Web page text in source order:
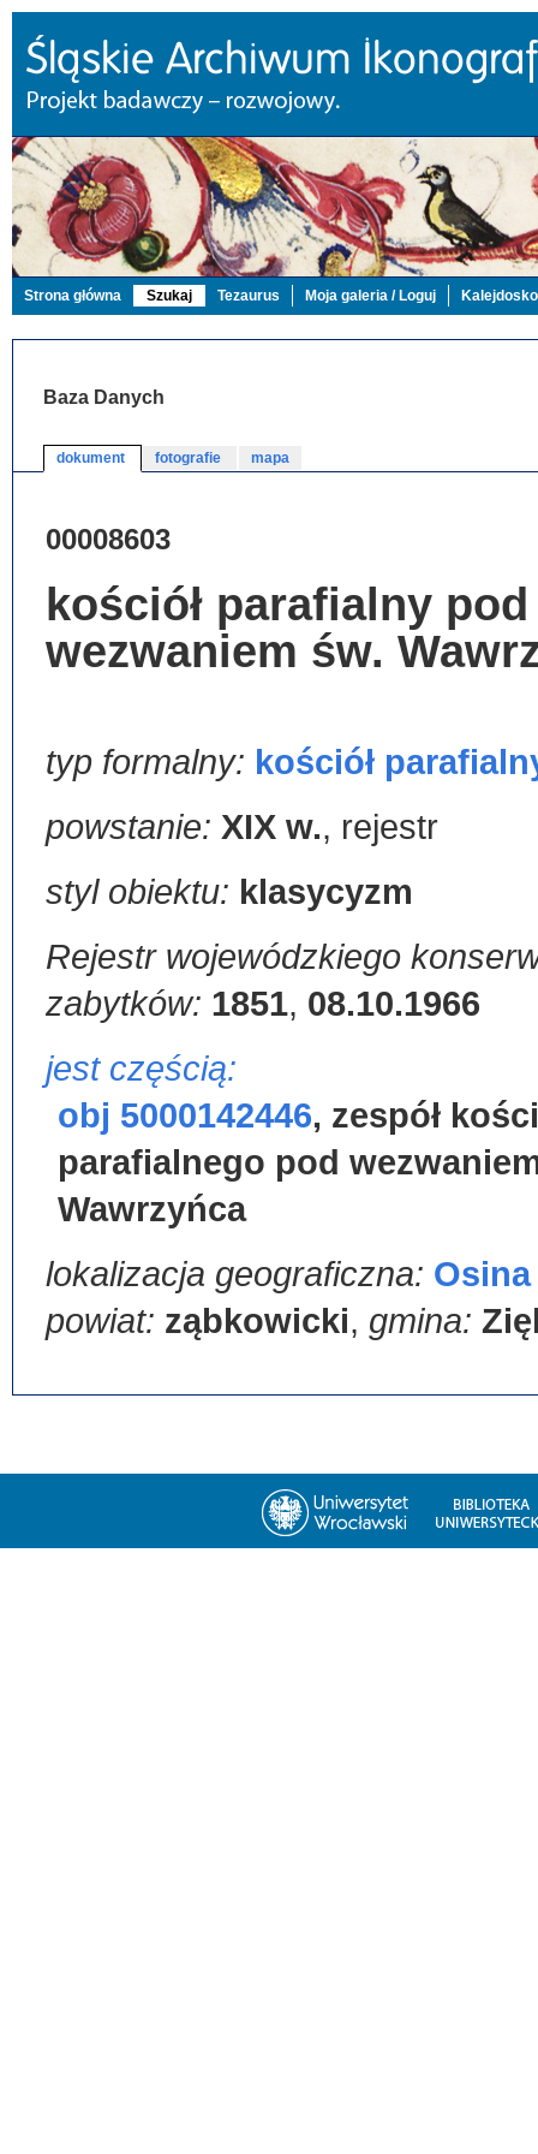
Strona główna Szukaj Tezaurus Moja galeria / Loguj
Baza Danych
dokument fotografie mapa
00008603
kościół parafialny pod
wezwaniem św.
typ formalny: kościół
powstanie: XIX w., rejestr
styl obiektu: klasycyzm
Rejestr wojewódzkiego
zabytków: 1851, 08.10.1966
jest częścią:
obj 5000142446, zespół
parafialnego pod
Wawrzyńca
lokalizacja geograficzna:
powiat: ząbkowicki, gmina: